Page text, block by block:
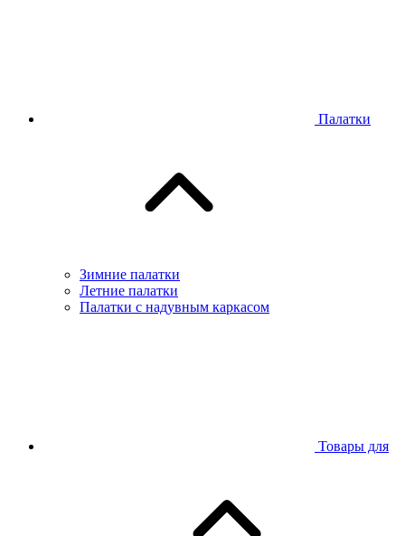
Палатки
Зимние палатки
Летние палатки
Палатки с надувным каркасом
Товары для